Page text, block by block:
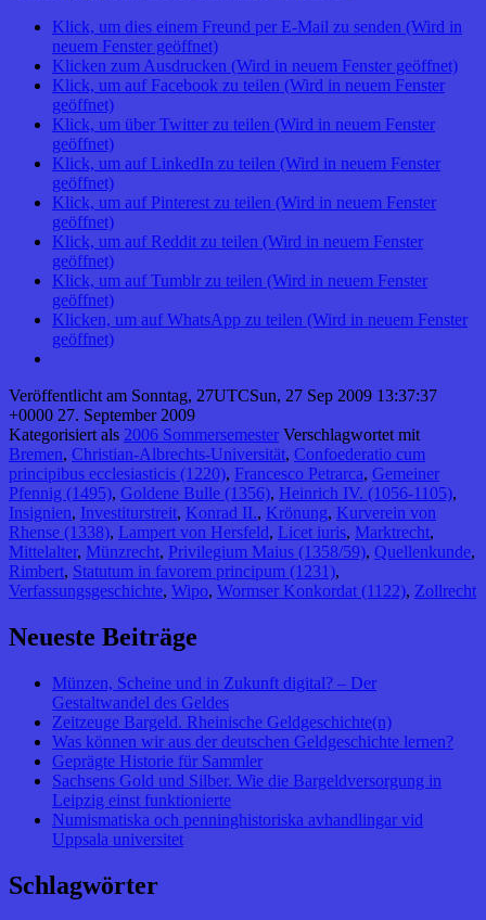
Klick, um dies einem Freund per E-Mail zu senden (Wird in
neuem Fenster geöffnet)
Klicken zum Ausdrucken (Wird in neuem Fenster geöffnet)
Klick, um auf Facebook zu teilen (Wird in neuem Fenster
geöffnet)
Klick, um über Twitter zu teilen (Wird in neuem Fenster
geöffnet)
Klick, um auf LinkedIn zu teilen (Wird in neuem Fenster
geöffnet)
Klick, um auf Pinterest zu teilen (Wird in neuem Fenster
geöffnet)
Klick, um auf Reddit zu teilen (Wird in neuem Fenster
geöffnet)
Klick, um auf Tumblr zu teilen (Wird in neuem Fenster
geöffnet)
Klicken, um auf WhatsApp zu teilen (Wird in neuem Fenster
geöffnet)
Veröffentlicht am Sonntag, 27UTCSun, 27 Sep 2009 13:37:37
+0000 27. September 2009
Kategorisiert als 2006 Sommersemester Verschlagwortet mit
Bremen, Christian-Albrechts-Universität, Confoederatio cum
principibus ecclesiasticis (1220), Francesco Petrarca, Gemeiner
Pfennig (1495), Goldene Bulle (1356), Heinrich IV. (1056-1105),
Insignien, Investiturstreit, Konrad II., Krönung, Kurverein von
Rhense (1338), Lampert von Hersfeld, Licet iuris, Marktrecht,
Mittelalter, Münzrecht, Privilegium Maius (1358/59), Quellenkunde,
Rimbert, Statutum in favorem principum (1231),
Verfassungsgeschichte, Wipo, Wormser Konkordat (1122), Zollrecht
Neueste Beiträge
Münzen, Scheine und in Zukunft digital? – Der
Gestaltwandel des Geldes
Zeitzeuge Bargeld. Rheinische Geldgeschichte(n)
Was können wir aus der deutschen Geldgeschichte lernen?
Geprägte Historie für Sammler
Sachsens Gold und Silber. Wie die Bargeldversorgung in
Leipzig einst funktionierte
Numismatiska och penninghistoriska avhandlingar vid
Uppsala universitet
Schlagwörter